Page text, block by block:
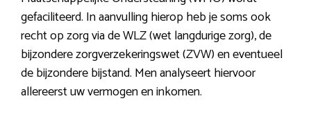
gefaciliteerd. In aanvulling hierop heb je soms ook
recht op zorg via de WLZ (wet langdurige zorg), de
bijzondere zorgverzekeringswet (ZVW) en eventueel
de bijzondere bijstand. Men analyseert hiervoor
allereerst uw vermogen en inkomen.